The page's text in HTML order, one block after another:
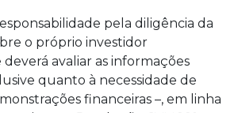
pela diligência da
o próprio investidor
avaliar as informações
quanto à necessidade de
financeiras –, em linha